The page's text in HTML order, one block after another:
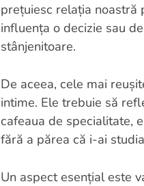
prețuiesc relația noastră
influența o decizie sau
stânjenitoare.
De aceea, cele mai
intime. Ele trebuie să
cafeaua de specialitate,
fără a părea că i-ai
Un aspect esențial este